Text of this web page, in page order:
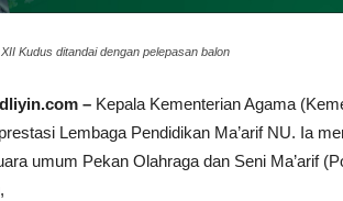
Kudus ditandai dengan pelepasan balon
– Kepala Kementerian Agama
Lembaga Pendidikan Ma’arif NU. Ia
umum Pekan Olahraga dan Seni Ma’arif